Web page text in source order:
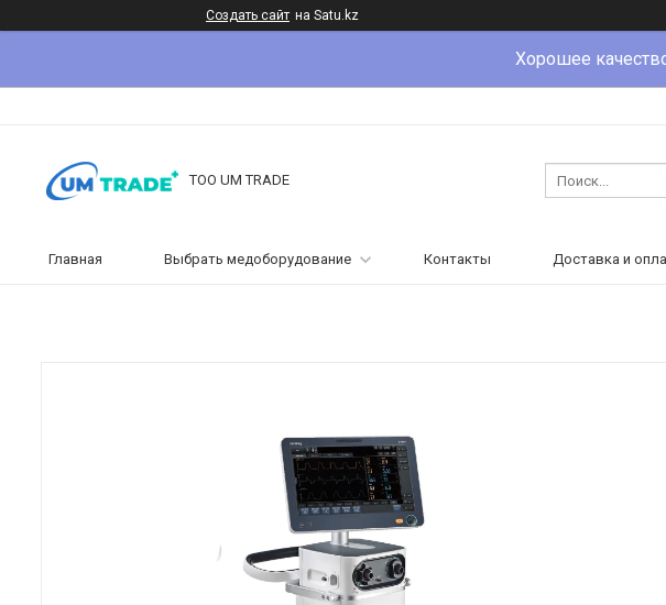
Создать сайт на Satu.kz
Хорошее
ТОО UM TRADE
Главная Выбрать медоборудование Контакты Доставка и